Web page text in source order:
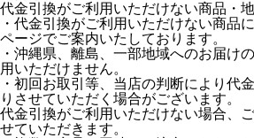
代金引換がご利用いただけない商品・
・代金引換がご利用いただけない商品
ページでご案内いたしております。
・沖縄県、離島、一部地域へのお届け
用いただけません。
・初回お取引等、当店の判断により代
りさせていただく場合がございます。
代金引換がご利用いただけない場合、
せていただきます。